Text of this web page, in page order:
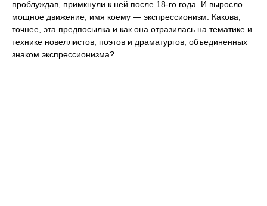
проблуждав, примкнули к ней после 18-го года. И выросло
мощное движение, имя коему — экспрессионизм. Какова,
точнее, эта предпосылка и как она отразилась на тематике и
технике новеллистов, поэтов и драматургов, объединенных
знаком экспрессионизма?